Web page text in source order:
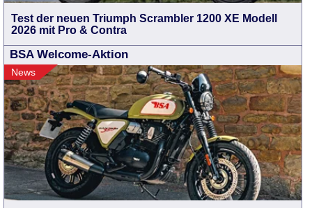
Test der neuen Triumph Scrambler 1200 XE Modell
2026 mit Pro & Contra
BSA Welcome-Aktion
News